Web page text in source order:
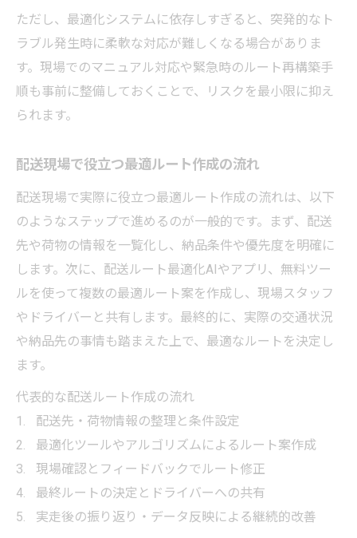
ただし、最適化システムに依存しすぎると、突発的なト
ラブル発生時に柔軟な対応が難しくなる場合がありま
す。現場でのマニュアル対応や緊急時のルート再構築手
順も事前に整備しておくことで、リスクを最小限に抑え
られます。
配送現場で役立つ最適ルート作成の流れ
配送現場で実際に役立つ最適ルート作成の流れは、以下
のようなステップで進めるのが一般的です。まず、配送
先や荷物の情報を一覧化し、納品条件や優先度を明確に
します。次に、配送ルート最適化AIやアプリ、無料ツー
ルを使って複数の最適ルート案を作成し、現場スタッフ
やドライバーと共有します。最終的に、実際の交通状況
や納品先の事情も踏まえた上で、最適なルートを決定し
ます。
代表的な配送ルート作成の流れ
配送先・荷物情報の整理と条件設定
最適化ツールやアルゴリズムによるルート案作成
現場確認とフィードバックでルート修正
最終ルートの決定とドライバーへの共有
実走後の振り返り・データ反映による継続的改善